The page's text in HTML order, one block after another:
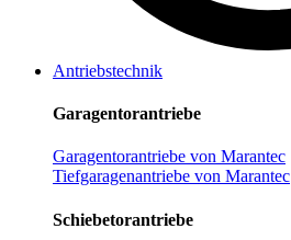
Antriebstechnik
Garagentorantriebe
Garagentorantriebe von Marantec
Tiefgaragenantriebe von Marantec
Schiebetorantriebe